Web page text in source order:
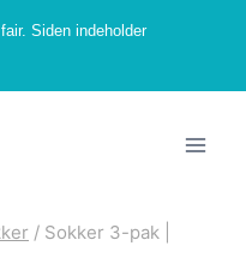
Siden indeholder
/ Sokker 3-pak |